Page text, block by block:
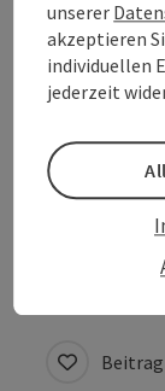
Preise
Anreise/
unserer
akzeptieren
individuellen
jederzeit